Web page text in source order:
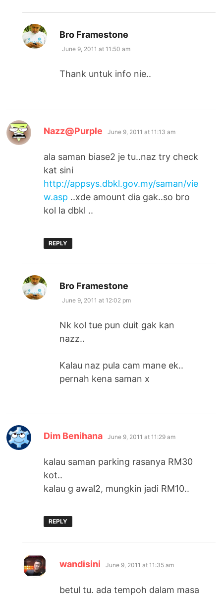
Bro Framestone
June 9, 2011 at 11:50 am
Thank untuk info nie..
Nazz@Purple says:
June 9, 2011 at 11:13 am
ala saman biase2 je tu..naz try check
kat sini
http://appsys.dbkl.gov.my/saman/vie
w.asp ..xde amount dia gak..so bro
kol la dbkl ..
REPLY
Bro Framestone
June 9, 2011 at 12:02 pm
Nk kol tue pun duit gak kan
nazz..
Kalau naz pula cam mane ek..
pernah kena saman x
Dim Benihana says:
June 9, 2011 at 11:29 am
kalau saman parking rasanya RM30
kot..
kalau g awal2, mungkin jadi RM10..
REPLY
wandisini says:
June 9, 2011 at 11:35 am
betul tu. ada tempoh dalam masa